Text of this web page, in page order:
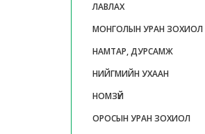
ЛАВЛАХ
МОНГОЛЫН УРАН ЗОХИОЛ
НАМТАР, ДУРСАМЖ
НИЙГМИЙН УХААН
НОМЗҮЙ
ОРОСЫН УРАН ЗОХИОЛ